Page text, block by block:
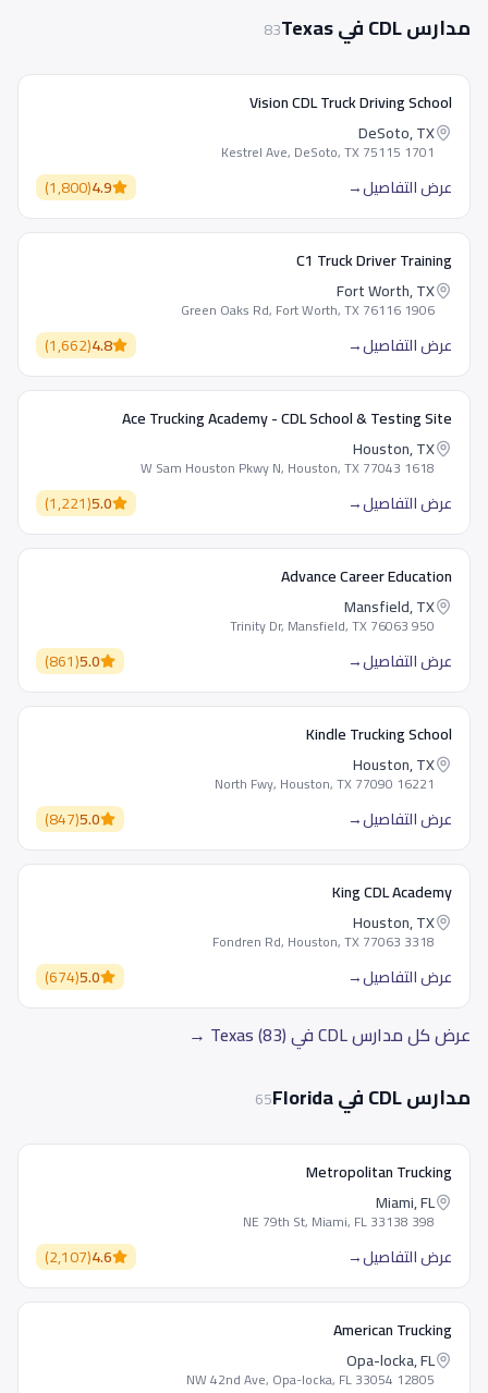
مدارس CDL في Texas 83
Vision CDL Truck Driving School
DeSoto, TX
1701 Kestrel Ave, DeSoto, TX 75115
عرض التفاصيل→
4.9
(
1,800
)
C1 Truck Driver Training
Fort Worth, TX
1906 Green Oaks Rd, Fort Worth, TX 76116
عرض التفاصيل→
4.8
(
1,662
)
Ace Trucking Academy - CDL School & Testing Site
Houston, TX
1618 W Sam Houston Pkwy N, Houston, TX 77043
عرض التفاصيل→
5.0
(
1,221
)
Advance Career Education
Mansfield, TX
950 Trinity Dr, Mansfield, TX 76063
عرض التفاصيل→
5.0
(
861
)
Kindle Trucking School
Houston, TX
16221 North Fwy, Houston, TX 77090
عرض التفاصيل→
5.0
(
847
)
King CDL Academy
Houston, TX
3318 Fondren Rd, Houston, TX 77063
عرض التفاصيل→
5.0
(
674
)
عرض كل مدارس CDL في Texas (83) →
مدارس CDL في Florida 65
Metropolitan Trucking
Miami, FL
398 NE 79th St, Miami, FL 33138
عرض التفاصيل→
4.6
(
2,107
)
American Trucking
Opa-locka, FL
12805 NW 42nd Ave, Opa-locka, FL 33054